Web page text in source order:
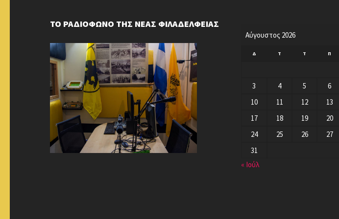
ΤΟ ΡΑΔΙΟΦΩΝΟ ΤΗΣ ΝΕΑΣ ΦΙΛΑΔΕΛΦΕΙΑΣ
Αύγουστος 2026
Δ Τ Τ Π
3
4 5 6
10
11 12 13
17
18 19 20
24
25 26 27
31
« Ιούλ